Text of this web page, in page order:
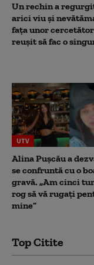
Un rechin a
arici viu și
fața unor
reușit să fac o
UTV
Alina Pușcău a
se confruntă cu o
gravă. „Am cinci
rog să vă rugați
mine”
Top Citite